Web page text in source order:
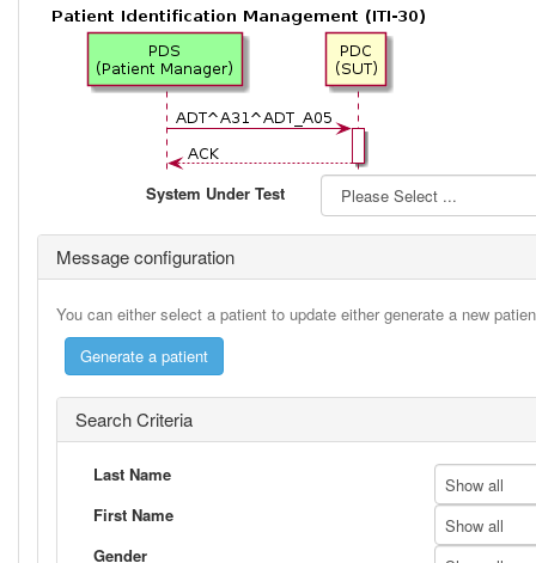
System Under Test
Message configuration
You can either select a patient to update either generate a new
Search Criteria
Last Name
Show all
First Name
Show all
Gender